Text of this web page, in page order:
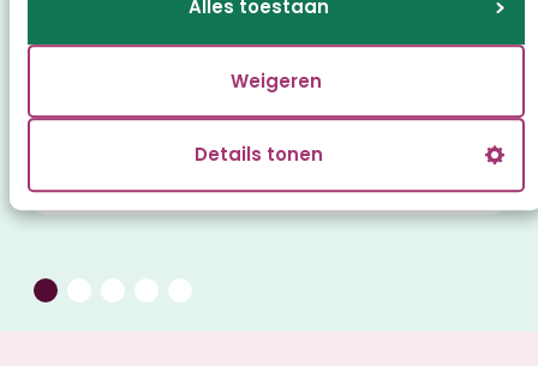
Alles toestaan
Weigeren
Details tonen